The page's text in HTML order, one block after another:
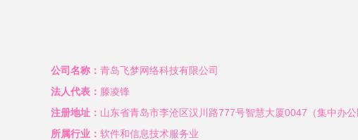
公司名称： 青岛飞梦网络科技有限公司
法人代表： 滕凌锋
注册地址： 山东省青岛市李沧区汉川路777号智慧大厦0047（集中办公
所属行业： 软件和信息技术服务业